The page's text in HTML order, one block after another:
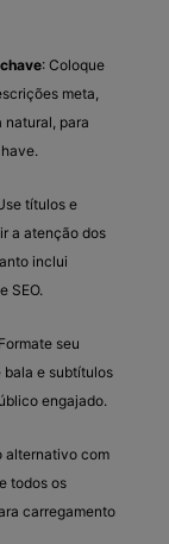
: Coloque
meta,
natural, para
títulos e
a atenção dos
inclui
SEO.
seu
bala e subtítulos
engajado.
alternativo com
todos os
carregamento